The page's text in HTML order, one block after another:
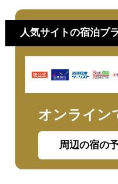
人気サイトの宿泊プ
オンライン
周辺の宿の